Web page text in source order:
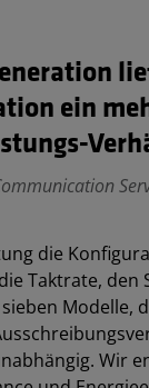
ein
die
Taktrate,
Modelle,
Wir